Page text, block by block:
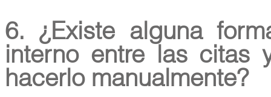
6. ¿Existe alguna
interno entre las citas
hacerlo manualmente?